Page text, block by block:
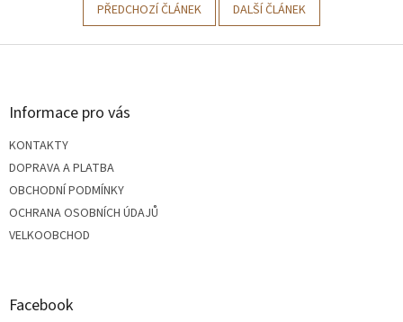
PŘEDCHOZÍ ČLÁNEK DALŠÍ ČLÁNEK
Z
á
p
a
t
Informace pro vás
KONTAKTY
DOPRAVA A PLATBA
OBCHODNÍ PODMÍNKY
OCHRANA OSOBNÍCH ÚDAJŮ
VELKOOBCHOD
Facebook